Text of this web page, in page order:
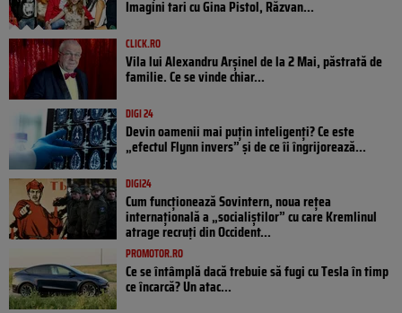
Imagini tari cu Gina Pistol, Răzvan...
CLICK.RO
Vila lui Alexandru Arșinel de la 2 Mai, păstrată de
familie. Ce se vinde chiar...
DIGI 24
Devin oamenii mai puțin inteligenți? Ce este
„efectul Flynn invers” și de ce îi îngrijorează...
DIGI24
Cum funcționează Sovintern, noua rețea
internațională a „socialiștilor” cu care Kremlinul
atrage recruți din Occident...
PROMOTOR.RO
Ce se întâmplă dacă trebuie să fugi cu Tesla în timp
ce încarcă? Un atac...